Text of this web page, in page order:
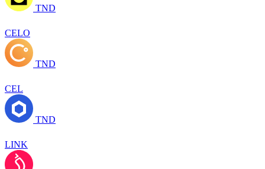
TND
CELO
TND
CEL
TND
LINK